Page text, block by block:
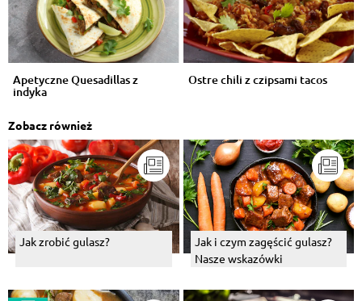
Apetyczne Quesadillas z
indyka
Ostre chili z czipsami tacos
Zobacz również
Jak zrobić gulasz?
Jak i czym zagęścić gulasz?
Nasze wskazówki